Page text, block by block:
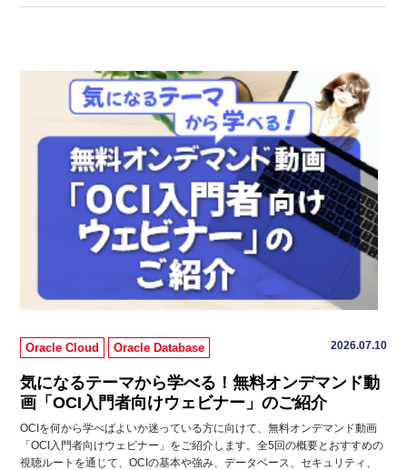
Oracle Cloud Oracle Database 2026.07.10
気になるテーマから学べる！無料オンデマンド動
画「OCI入門者向けウェビナー」のご紹介
OCIを何から学べばよいか迷っている方に向けて、無料オンデマンド動画
「OCI入門者向けウェビナー」をご紹介します。全5回の概要とおすすめの
視聴ルートを通じて、OCIの基本や強み、データベース、セキュリティ、